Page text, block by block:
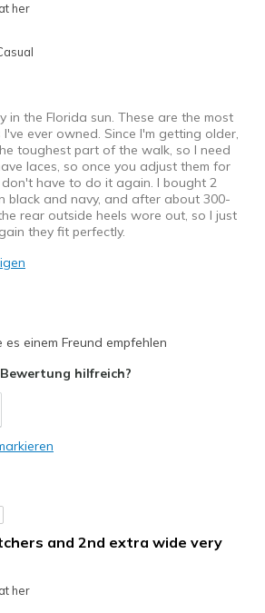
Shoes are for Wearing
her
in the Florida sun. These are the most
ever owned. Since I'm getting older,
toughest part of the walk, so I need
laces, so once you adjust them for
have to do it again. I bought 2
black and navy, and after about 300-
rear outside heels wore out, so I just
they fit perfectly.
Shoes are for Wearing
es einem Freund empfehlen
hilfreich?
and 2nd extra wide very
her